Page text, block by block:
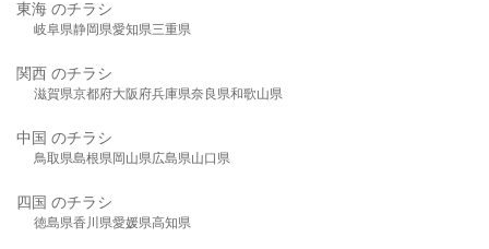
東海 のチラシ
岐阜県静岡県愛知県三重県
関西 のチラシ
滋賀県京都府大阪府兵庫県奈良県和歌山県
中国 のチラシ
鳥取県島根県岡山県広島県山口県
四国 のチラシ
徳島県香川県愛媛県高知県